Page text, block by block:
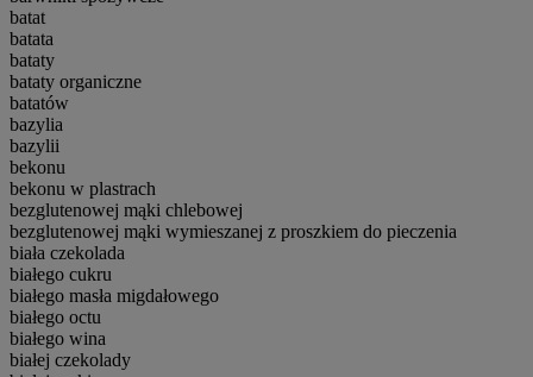
batat
batata
bataty
bataty organiczne
batatów
bazylia
bazylii
bekonu
bekonu w plastrach
bezglutenowej mąki chlebowej
bezglutenowej mąki wymieszanej z proszkiem do pieczenia
biała czekolada
białego cukru
białego masła migdałowego
białego octu
białego wina
białej czekolady